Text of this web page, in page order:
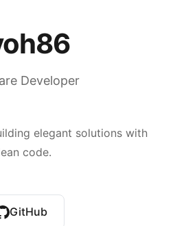
Developer
elegant solutions with
code.
GitHub